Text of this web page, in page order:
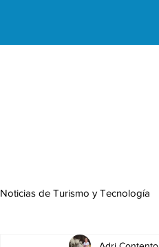
Noticias de Turismo y Tecnología